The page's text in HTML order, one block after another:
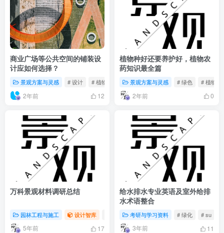
商业广场等公共空间的铺装设
计应如何选择？
景观方案与灵感 # 设计 # 植物 # 选择
2年前 12
植物种好还要养护好，植物农
药知识最全篇
景观方案与灵感 # 绿色 # 植物
2年前 0
万科景观材料调研总结
园林工程与施工 设计智库 # 万科 # 景观材料
5年前 17
给水排水专业英语及室外给排
水术语整合
考研与学习资料 # 绿化 # su
3年前 11